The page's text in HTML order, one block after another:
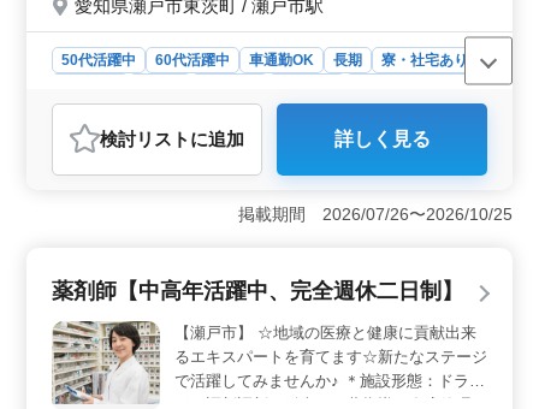
を完工まで担当していただくつもりです。
60～70歳代の経験豊富な方々、大募集で
す。 補助の立場から、今までに培われた、
いろいろな知恵や経験を 私どもが請け負う
建築現場でおおいに使っていただけたら幸い
です。
愛知県瀬戸市東茨町 / 瀬戸市駅
50代活躍中 60代活躍中 車通勤OK 長期
寮・社宅あり
紹介予定派遣社員
施工管理
おすすめポイント
＜経験を活かすチャンス＞ 瀬戸市の大規模改修工事で
建築施工管理のサポート業務を担当します。積算業務や
図面作成、書類作成など幅広いタスクに携われます。一
います。建築工事の現場管理経験をお持ちの方に、サポ
ート業務のポジションが用意されています。 ＜多様
な雇用形態＞ 雇用形態は正社員から派遣社員まで幅広
く募集しています。能力や経験に応じた給与と福利厚生
が提供されます。
検討リスト に追加 詳しく見る
掲載期間 2026/07/26〜2026/10/25
薬剤師【中高年活躍中、完全週休二日制】
【瀬戸市】 ☆地域の医療と健康に貢献出来
るエキスパートを育てます☆新たなステージ
で活躍してみませんか♪ ＊施設形態：ドラッ